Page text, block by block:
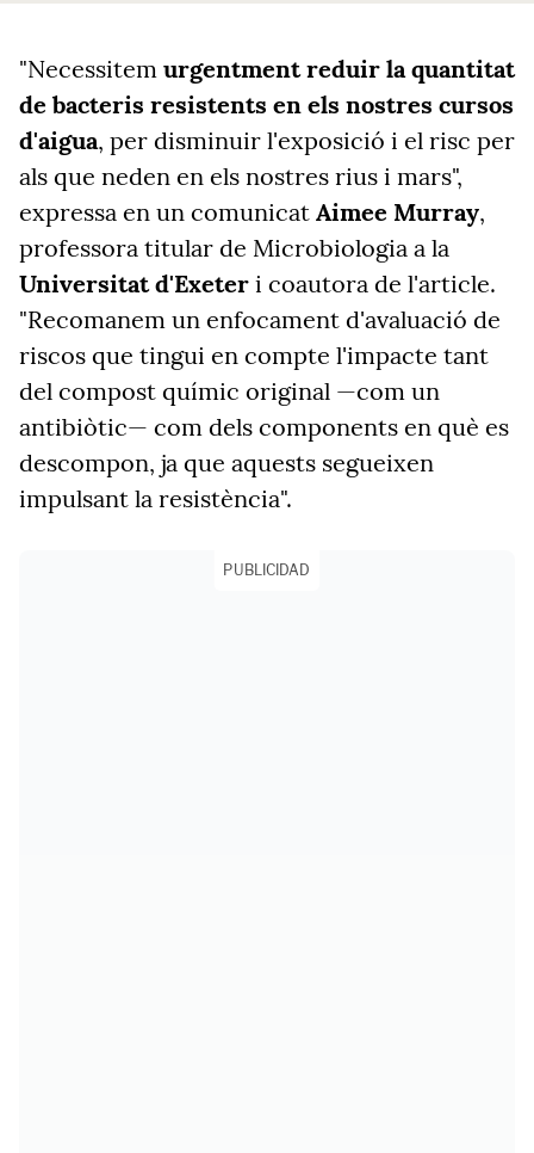
"Necessitem urgentment reduir la quantitat
de bacteris resistents en els nostres cursos
d'aigua, per disminuir l'exposició i el risc per
als que neden en els nostres rius i mars",
expressa en un comunicat Aimee Murray,
professora titular de Microbiologia a la
Universitat d'Exeter i coautora de l'article.
"Recomanem un enfocament d'avaluació de
riscos que tingui en compte l'impacte tant
del compost químic original —com un
antibiòtic— com dels components en què es
descompon, ja que aquests segueixen
impulsant la resistència".
PUBLICIDAD